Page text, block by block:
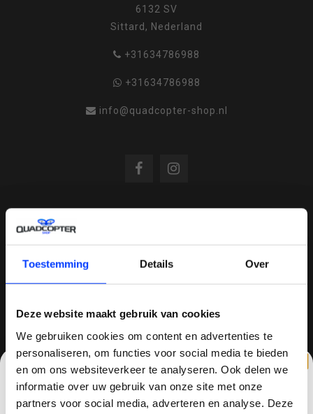
Toestemming Details Over
Deze website maakt gebruik van cookies
We gebruiken cookies om content en advertenties te
personaliseren, om functies voor social media te bieden
en om ons websiteverkeer te analyseren. Ook delen we
informatie over uw gebruik van onze site met onze
partners voor social media, adverteren en analyse. Deze
6132 SV
Sittard, Nederland
+31634786988
+31634786988
info@quadcopter-shop.nl
REVIEWS
8.6 / 10 810 reviews
QUADCOPTER-SHOP.NL
Sinds 2014 is quadcopter-shop een bekende
speler op het gebied van drones, quadcopters,
multicopters (het beestje hoeft maar een naam